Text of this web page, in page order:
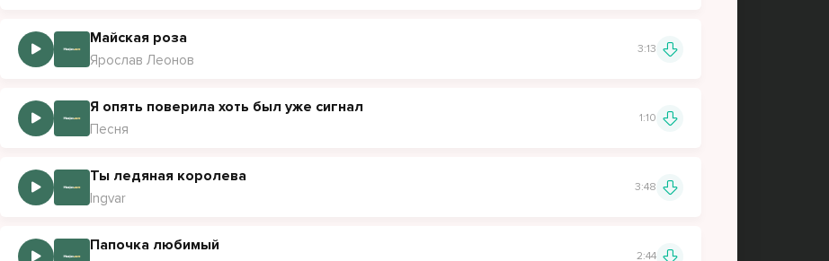
Майская роза
Ярослав Леонов
3:13
Я опять поверила хоть был уже сигнал
Песня
1:10
Ты ледяная королева
Ingvar
3:48
Папочка любимый
2:44